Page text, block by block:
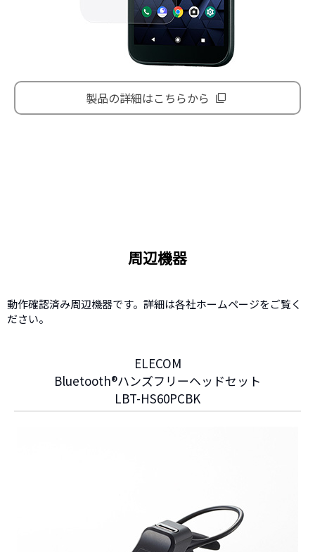
製品の詳細はこちらから
周辺機器
動作確認済み周辺機器です。詳細は各社ホームページをご覧く
ださい。
ELECOM
Bluetooth®ハンズフリーヘッドセット
LBT-HS60PCBK